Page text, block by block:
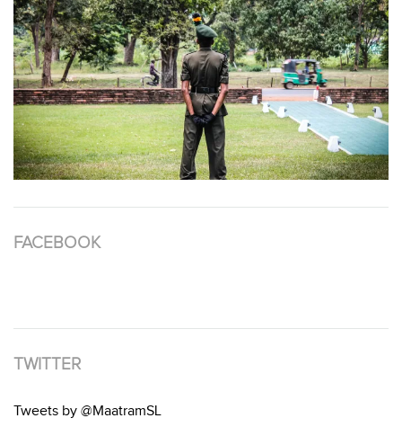
FACEBOOK
TWITTER
Tweets by @MaatramSL